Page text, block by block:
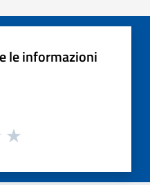
le informazioni